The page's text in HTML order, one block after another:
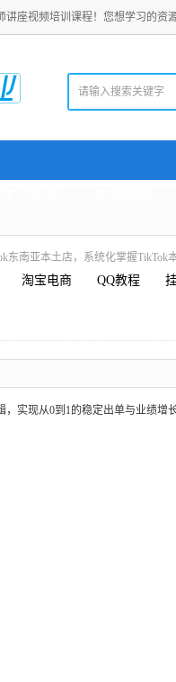
座视频培训课程！您想学习的资
东南亚本土店，系统化掌握
淘宝电商 QQ教程
，实现从0到1的稳定出单与业绩增